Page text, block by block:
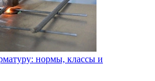
нормы, классы и